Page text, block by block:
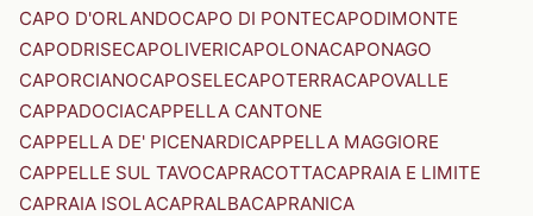
CAPO D'ORLANDOCAPO DI PONTECAPODIMONTE
CAPODRISECAPOLIVERICAPOLONACAPONAGO
CAPORCIANOCAPOSELECAPOTERRACAPOVALLE
CAPPADOCIACAPPELLA CANTONE
CAPPELLA DE' PICENARDICAPPELLA MAGGIORE
CAPPELLE SUL TAVOCAPRACOTTACAPRAIA E LIMITE
CAPRAIA ISOLACAPRALBACAPRANICA